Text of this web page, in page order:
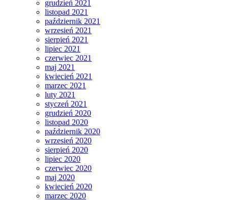
grudzień 2021
listopad 2021
październik 2021
wrzesień 2021
sierpień 2021
lipiec 2021
czerwiec 2021
maj 2021
kwiecień 2021
marzec 2021
luty 2021
styczeń 2021
grudzień 2020
listopad 2020
październik 2020
wrzesień 2020
sierpień 2020
lipiec 2020
czerwiec 2020
maj 2020
kwiecień 2020
marzec 2020